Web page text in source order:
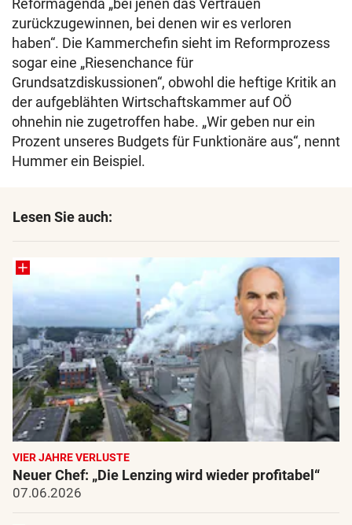
zurückzugewinnen, bei denen wir es verloren
haben“. Die Kammerchefin sieht im Reformprozess
sogar eine „Riesenchance für
Grundsatzdiskussionen“, obwohl die heftige Kritik an
der aufgeblähten Wirtschaftskammer auf OÖ
ohnehin nie zugetroffen habe. „Wir geben nur ein
Prozent unseres Budgets für Funktionäre aus“, nennt
Hummer ein Beispiel.
Lesen Sie auch:
VIER JAHRE VERLUSTE
Neuer Chef: „Die Lenzing wird wieder profitabel“
07.06.2026